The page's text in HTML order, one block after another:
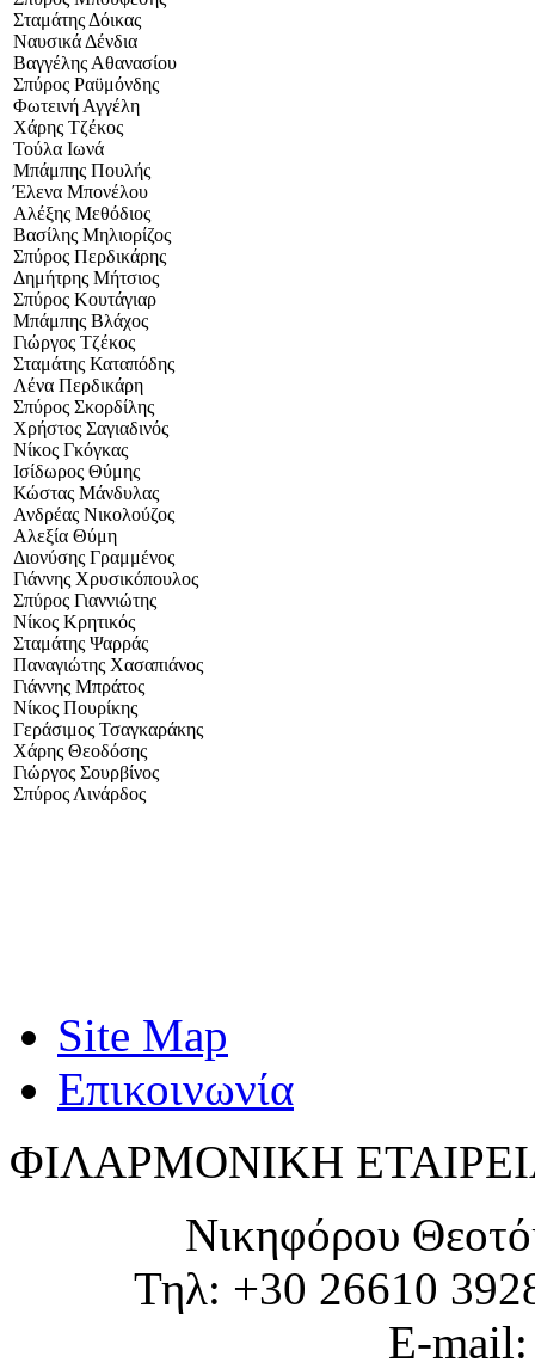
Σταμάτης Δόικας
Ναυσικά Δένδια
Βαγγέλης Αθανασίου
Σπύρος Ραϋμόνδης
Φωτεινή Αγγέλη
Χάρης Τζέκος
Τούλα Ιωνά
Μπάμπης Πουλής
Έλενα Μπονέλου
Αλέξης Μεθόδιος
Βασίλης Μηλιορίζος
Σπύρος Περδικάρης
Δημήτρης Μήτσιος
Σπύρος Κουτάγιαρ
Μπάμπης Βλάχος
Γιώργος Τζέκος
Σταμάτης Καταπόδης
Λένα Περδικάρη
Σπύρος Σκορδίλης
Χρήστος Σαγιαδινός
Νίκος Γκόγκας
Ισίδωρος Θύμης
Κώστας Μάνδυλας
Ανδρέας Νικολούζος
Αλεξία Θύμη
Διονύσης Γραμμένος
Γιάννης Χρυσικόπουλος
Σπύρος Γιαννιώτης
Νίκος Κρητικός
Σταμάτης Ψαρράς
Παναγιώτης Χασαπιάνος
Γιάννης Μπράτος
Νίκος Πουρίκης
Γεράσιμος Τσαγκαράκης
Χάρης Θεοδόσης
Γιώργος Σουρβίνος
Σπύρος Λινάρδος
Site Map
Επικοινωνία
ΦΙΛΑΡΜΟΝΙΚΗ
Νικηφόρου
Τηλ: +30 26610
E-